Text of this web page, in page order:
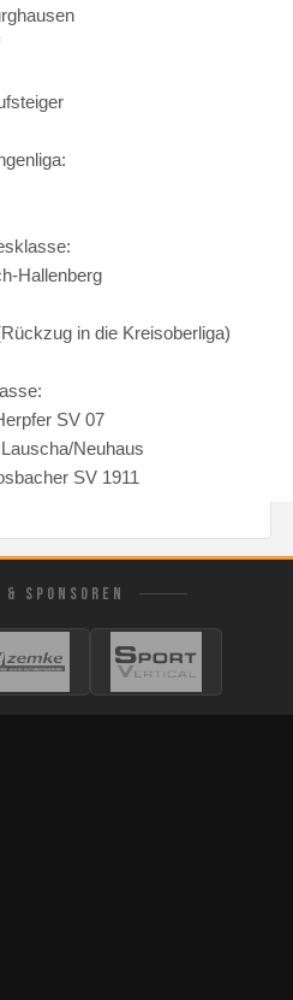
Hallenberg
in die Kreisoberliga)
SV 07
Neuhaus
SV 1911
SPONSOREN